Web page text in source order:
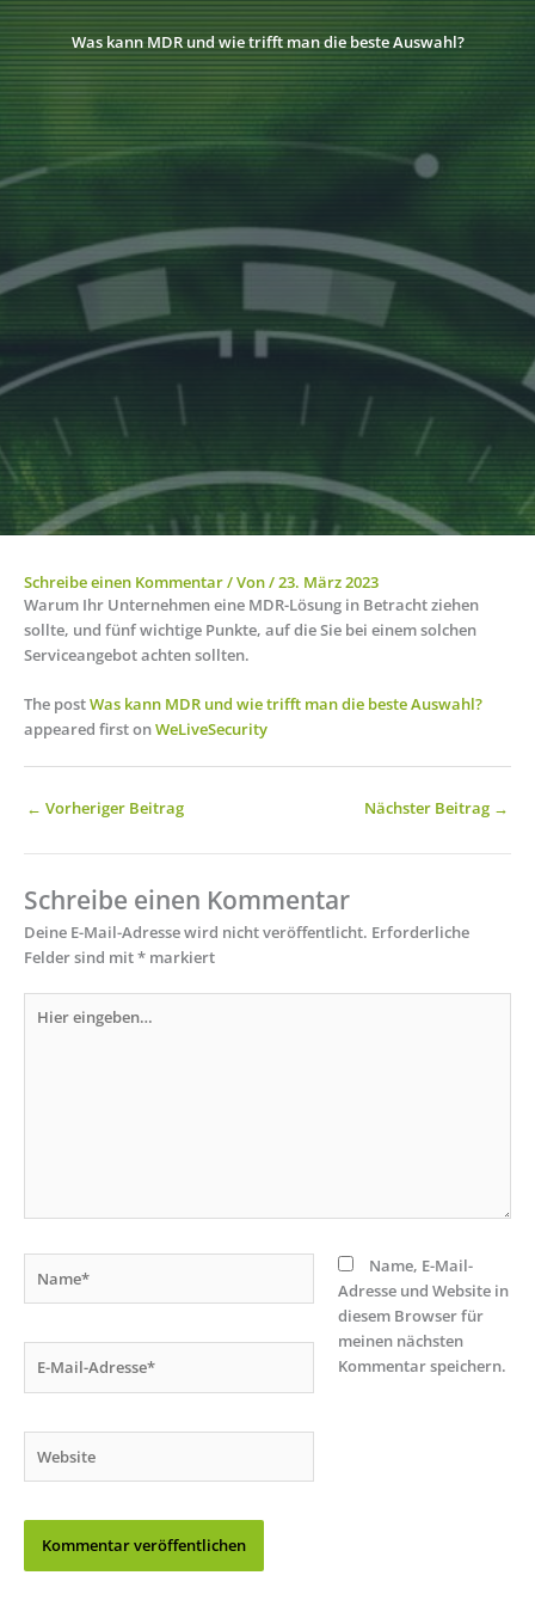
Was kann MDR und wie trifft man die beste Auswahl?
Schreibe einen Kommentar/ Von/23. März 2023
Warum Ihr Unternehmen eine MDR-Lösung in Betracht ziehen
sollte, und fünf wichtige Punkte, auf die Sie bei einem solchen
Serviceangebot achten sollten.
The postWas kann MDR und wie trifft man die beste Auswahl?
appeared first onWeLiveSecurity
← Vorheriger Beitrag Nächster Beitrag →
Schreibe einen Kommentar
Deine E-Mail-Adresse wird nicht veröffentlicht. Erforderliche
Felder sind mit* markiert
eingeben…
Mail-
Name, E-Mail-
Adresse und Website in
diesem Browser für
meinen nächsten
Kommentar speichern.